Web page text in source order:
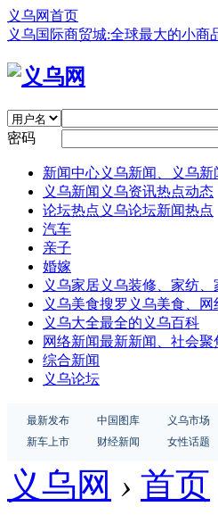
义乌网首页
义乌国际商贸城:全球最大的小商
密码
新闻中心义乌新闻、义乌新
义乌新闻 义乌资讯热点动态
论坛热点 义乌论坛新闻热点
汽车
亲子
婚嫁
义乌家居义乌装修、家纺、
义乌美食搜罗义乌美食、网
义乌大全最全的义乌百科
网络新闻最新新闻、社会聚
综合新闻
义乌论坛
最新发布 中国图库 义乌市场
新车上市
财经新闻 女性话题
义乌网 › 首页